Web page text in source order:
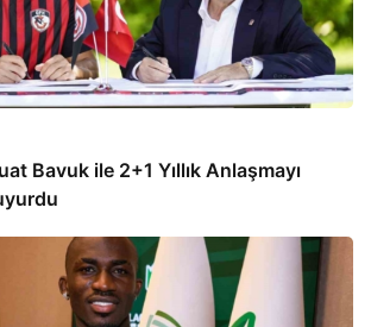
Bavuk ile 2+1 Yıllık Anlaşmayı